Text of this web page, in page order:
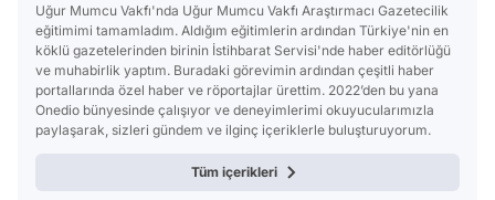
Uğur Mumcu Vakfı'nda Uğur Mumcu Vakfı Araştırmacı Gazetecilik
eğitimimi tamamladım. Aldığım eğitimlerin ardından Türkiye'nin en
köklü gazetelerinden birinin İstihbarat Servisi'nde haber editörlüğü
ve muhabirlik yaptım. Buradaki görevimin ardından çeşitli haber
portallarında özel haber ve röportajlar ürettim. 2022’den bu yana
Onedio bünyesinde çalışıyor ve deneyimlerimi okuyucularımızla
paylaşarak, sizleri gündem ve ilginç içeriklerle buluşturuyorum.
Tüm içerikleri